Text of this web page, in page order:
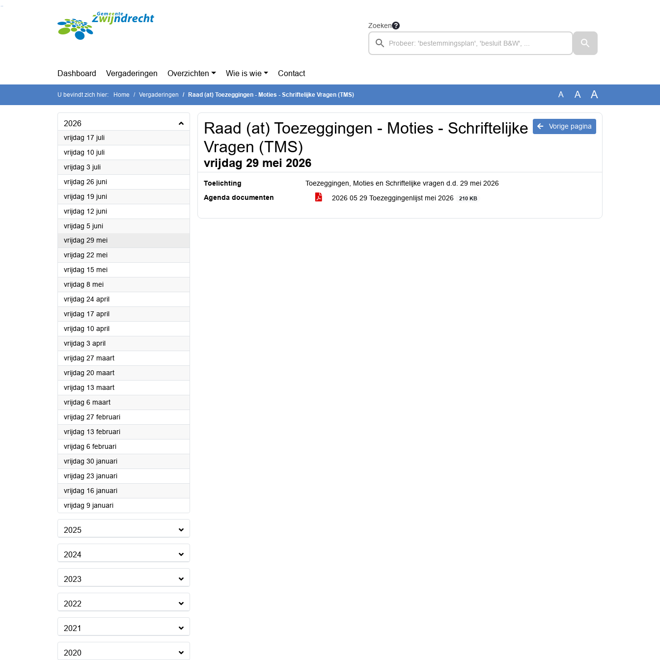
Ga naar de inhoud van deze pagina
Zoeken
Dashboard Vergaderingen Overzichten Wie is wie Contact
U bevindt zich hier: Home Vergaderingen Raad (at) Toezeggingen - Moties - Schriftelijke Vragen (TMS) A A A
2026
vrijdag 17 juli2026
vrijdag 10 juli2026
vrijdag 3 juli2026
vrijdag 26 juni2026
vrijdag 19 juni2026
vrijdag 12 juni2026
vrijdag 5 juni2026
vrijdag 29 mei2026
vrijdag 22 mei2026
vrijdag 15 mei2026
vrijdag 8 mei2026
vrijdag 24 april2026
vrijdag 17 april2026
vrijdag 10 april2026
vrijdag 3 april2026
vrijdag 27 maart2026
vrijdag 20 maart2026
vrijdag 13 maart2026
vrijdag 6 maart2026
vrijdag 27 februari2026
vrijdag 13 februari2026
vrijdag 6 februari2026
vrijdag 30 januari2026
vrijdag 23 januari2026
vrijdag 16 januari2026
vrijdag 9 januari2026
2025
2024
2023
2022
2021
2020
Vorige pagina
Raad (at) Toezeggingen - Moties - Schriftelijke
Vragen (TMS)
vrijdag 29 mei 2026
Toelichting
Toezeggingen, Moties en Schriftelijke vragen d.d. 29 mei 2026
Agenda documenten
2026 05 29 Toezeggingenlijst mei 2026 210 KB